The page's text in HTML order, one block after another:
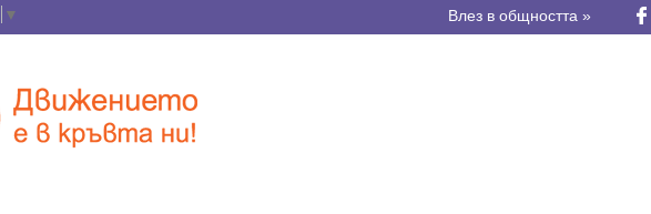
▼ Влез в общността »